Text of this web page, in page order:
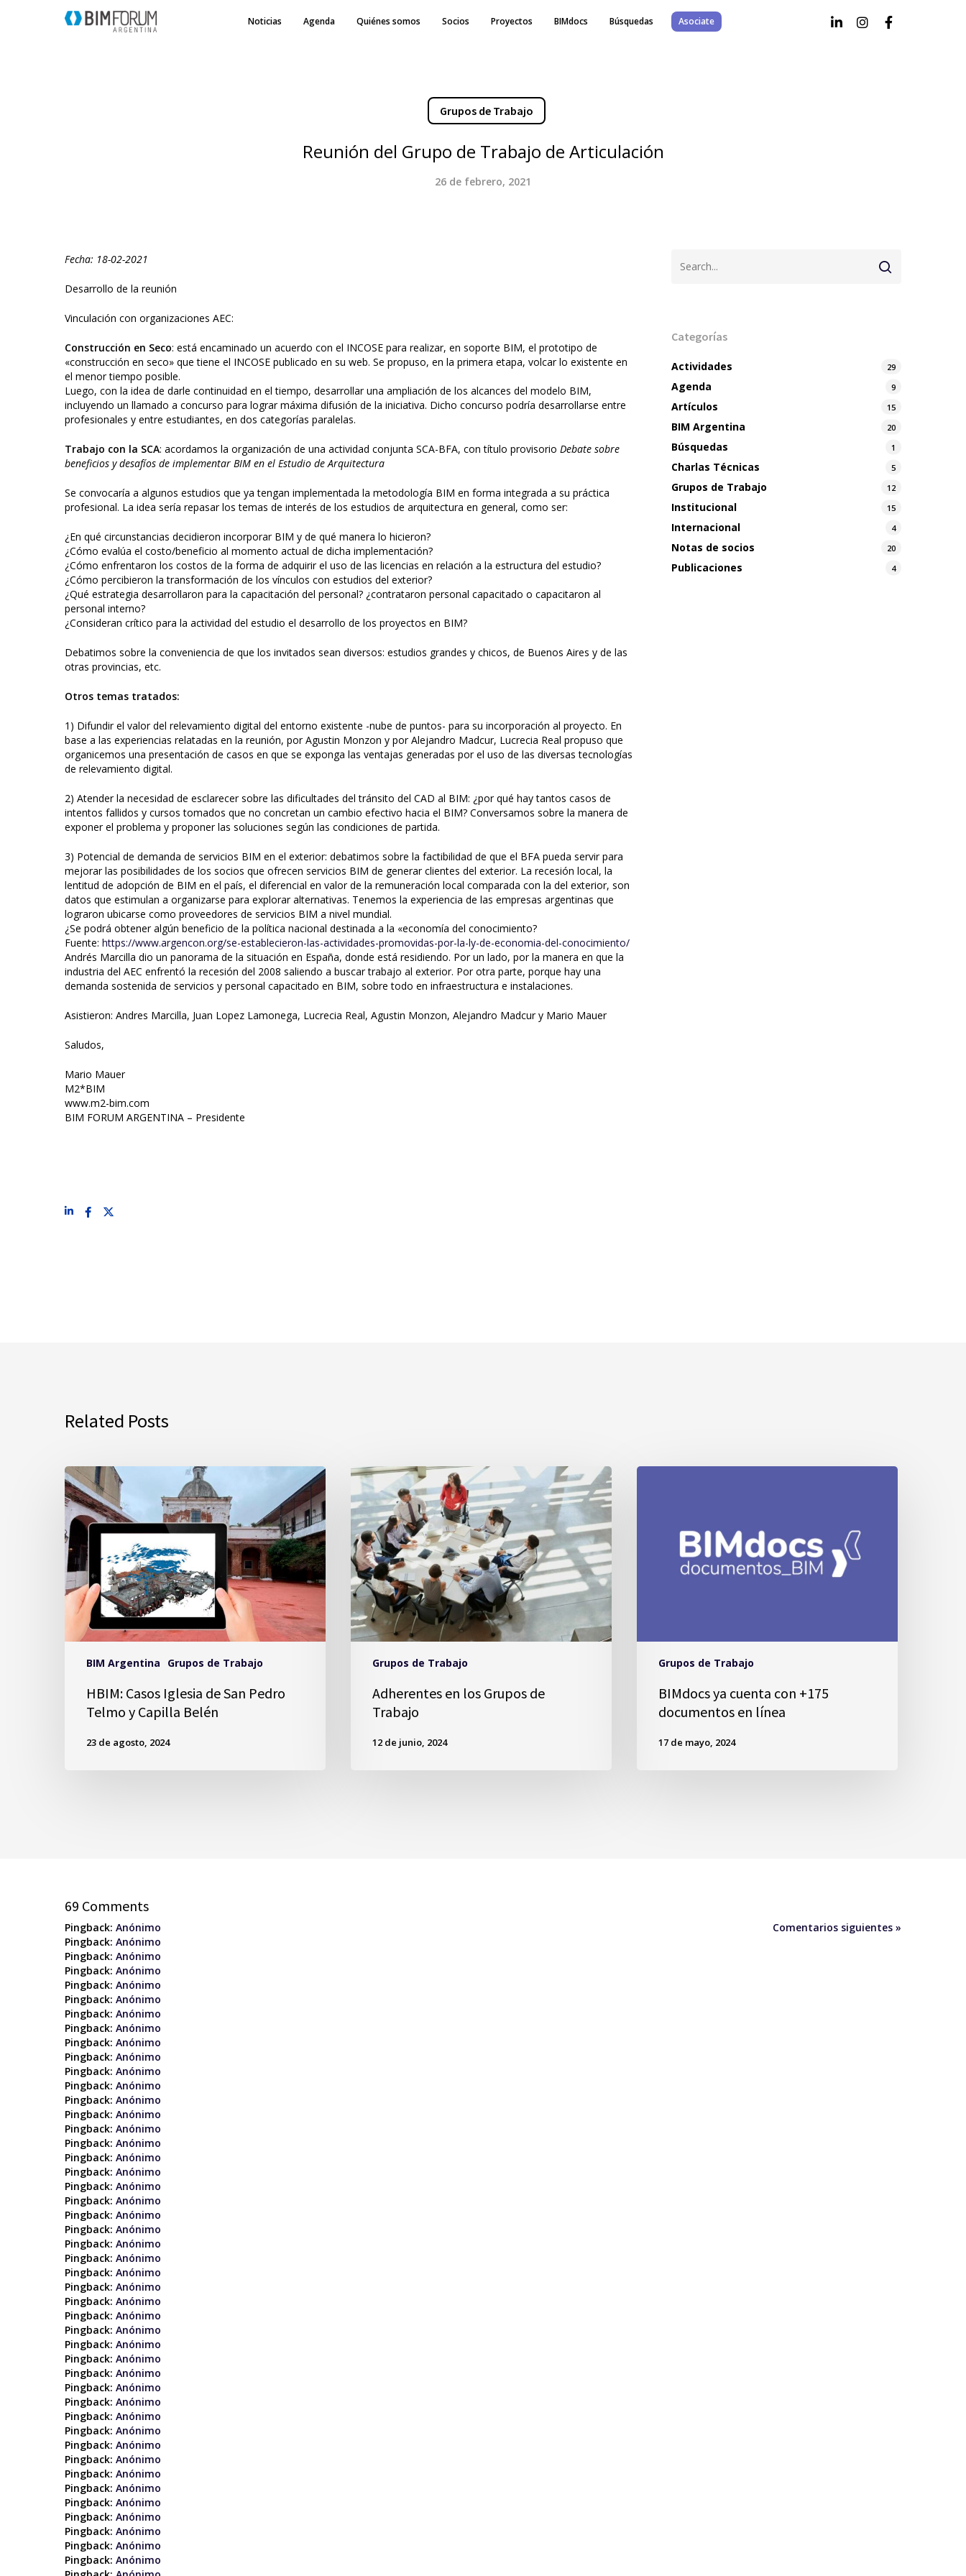
Noticias Agenda Quiénes somos Socios Proyectos BIMdocs Búsquedas Asociate
Grupos de Trabajo
Reunión del Grupo de Trabajo de Articulación
26 de febrero, 2021
Fecha: 18-02-2021
Desarrollo de la reunión
Vinculación con organizaciones AEC:
Construcción en Seco: está encaminado un acuerdo con el INCOSE para realizar, en soporte BIM, el prototipo de
«construcción en seco» que tiene el INCOSE publicado en su web. Se propuso, en la primera etapa, volcar lo existente en
el menor tiempo posible.
Luego, con la idea de darle continuidad en el tiempo, desarrollar una ampliación de los alcances del modelo BIM,
incluyendo un llamado a concurso para lograr máxima difusión de la iniciativa. Dicho concurso podría desarrollarse entre
profesionales y entre estudiantes, en dos categorías paralelas.
Trabajo con la SCA: acordamos la organización de una actividad conjunta SCA-BFA, con título provisorioDebate sobre
beneficios y desafíos de implementar BIM en el Estudio de Arquitectura
Se convocaría a algunos estudios que ya tengan implementada la metodología BIM en forma integrada a su práctica
profesional. La idea sería repasar los temas de interés de los estudios de arquitectura en general, como ser:
¿En qué circunstancias decidieron incorporar BIM y de qué manera lo hicieron?
¿Cómo evalúa el costo/beneficio al momento actual de dicha implementación?
¿Cómo enfrentaron los costos de la forma de adquirir el uso de las licencias en relación a la estructura del estudio?
¿Cómo percibieron la transformación de los vínculos con estudios del exterior?
¿Qué estrategia desarrollaron para la capacitación del personal? ¿contrataron personal capacitado o capacitaron al
personal interno?
¿Consideran crítico para la actividad del estudio el desarrollo de los proyectos en BIM?
Debatimos sobre la conveniencia de que los invitados sean diversos: estudios grandes y chicos, de Buenos Aires y de las
otras provincias, etc.
Otros temas tratados:
1) Difundir el valor del relevamiento digital del entorno existente -nube de puntos- para su incorporación al proyecto. En
base a las experiencias relatadas en la reunión, por Agustin Monzon y por Alejandro Madcur, Lucrecia Real propuso que
organicemos una presentación de casos en que se exponga las ventajas generadas por el uso de las diversas tecnologías
de relevamiento digital.
2) Atender la necesidad de esclarecer sobre las dificultades del tránsito del CAD al BIM: ¿por qué hay tantos casos de
intentos fallidos y cursos tomados que no concretan un cambio efectivo hacia el BIM? Conversamos sobre la manera de
exponer el problema y proponer las soluciones según las condiciones de partida.
3) Potencial de demanda de servicios BIM en el exterior: debatimos sobre la factibilidad de que el BFA pueda servir para
mejorar las posibilidades de los socios que ofrecen servicios BIM de generar clientes del exterior. La recesión local, la
lentitud de adopción de BIM en el país, el diferencial en valor de la remuneración local comparada con la del exterior, son
datos que estimulan a organizarse para explorar alternativas. Tenemos la experiencia de las empresas argentinas que
lograron ubicarse como proveedores de servicios BIM a nivel mundial.
¿Se podrá obtener algún beneficio de la política nacional destinada a la «economía del conocimiento?
Fuente:https://www.argencon.org/se-establecieron-las-actividades-promovidas-por-la-ly-de-economia-del-conocimiento/
Andrés Marcilla dio un panorama de la situación en España, donde está residiendo. Por un lado, por la manera en que la
industria del AEC enfrentó la recesión del 2008 saliendo a buscar trabajo al exterior. Por otra parte, porque hay una
demanda sostenida de servicios y personal capacitado en BIM, sobre todo en infraestructura e instalaciones.
Asistieron: Andres Marcilla, Juan Lopez Lamonega, Lucrecia Real, Agustin Monzon, Alejandro Madcur y Mario Mauer
Saludos,
Mario Mauer
M2*BIM
www.m2-bim.com
BIM FORUM ARGENTINA – Presidente
Categorías
Actividades 29
Agenda 9
Artículos 15
BIM Argentina 20
Búsquedas 1
Charlas Técnicas 5
Grupos de Trabajo 12
Institucional 15
Internacional 4
Notas de socios 20
Publicaciones 4
Related Posts
BIM Argentina Grupos de Trabajo
HBIM: Casos Iglesia de San Pedro
Telmo y Capilla Belén
23 de agosto, 2024
Grupos de Trabajo
Adherentes en los Grupos de
Trabajo
12 de junio, 2024
Grupos de Trabajo
BIMdocs ya cuenta con +175
documentos en línea
17 de mayo, 2024
69 Comments
Comentarios siguientes »
Pingback: Anónimo
Pingback: Anónimo
Pingback: Anónimo
Pingback: Anónimo
Pingback: Anónimo
Pingback: Anónimo
Pingback: Anónimo
Pingback: Anónimo
Pingback: Anónimo
Pingback: Anónimo
Pingback: Anónimo
Pingback: Anónimo
Pingback: Anónimo
Pingback: Anónimo
Pingback: Anónimo
Pingback: Anónimo
Pingback: Anónimo
Pingback: Anónimo
Pingback: Anónimo
Pingback: Anónimo
Pingback: Anónimo
Pingback: Anónimo
Pingback: Anónimo
Pingback: Anónimo
Pingback: Anónimo
Pingback: Anónimo
Pingback: Anónimo
Pingback: Anónimo
Pingback: Anónimo
Pingback: Anónimo
Pingback: Anónimo
Pingback: Anónimo
Pingback: Anónimo
Pingback: Anónimo
Pingback: Anónimo
Pingback: Anónimo
Pingback: Anónimo
Pingback: Anónimo
Pingback: Anónimo
Pingback: Anónimo
Pingback: Anónimo
Pingback: Anónimo
Pingback: Anónimo
Pingback: Anónimo
Pingback: Anónimo